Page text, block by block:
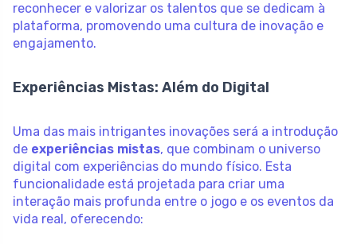
reconhecer e valorizar os talentos que se dedicam à
plataforma, promovendo uma cultura de inovação e
engajamento.
Experiências Mistas: Além do Digital
Uma das mais intrigantes inovações será a introdução
de experiências mistas, que combinam o universo
digital com experiências do mundo físico. Esta
funcionalidade está projetada para criar uma
interação mais profunda entre o jogo e os eventos da
vida real, oferecendo: